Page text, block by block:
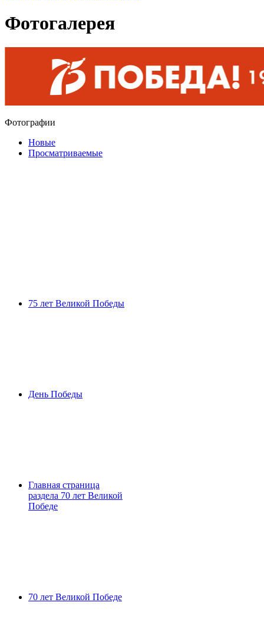
Фотогалерея
Фотографии
Новые
Просматриваемые
75 лет Великой Победы
День Победы
Главная страница
раздела 70 лет Великой
Победе
70 лет Великой Победе